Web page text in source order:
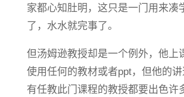
家都心知肚明，这只是一门用来凑
了，水水就完事了。
但汤姆逊教授却是一个例外，他上
使用任何的教材或者ppt，但他的
有任教此门课程的教授都要出色许